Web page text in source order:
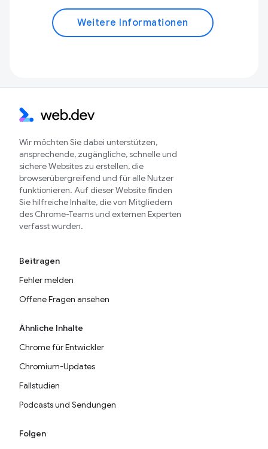
Weitere Informationen
Wir möchten Sie dabei unterstützen,
ansprechende, zugängliche, schnelle und
sichere Websites zu erstellen, die
browserübergreifend und für alle Nutzer
funktionieren. Auf dieser Website finden
Sie hilfreiche Inhalte, die von Mitgliedern
des Chrome-Teams und externen Experten
verfasst wurden.
Beitragen
Fehler melden
Offene Fragen ansehen
Ähnliche Inhalte
Chrome für Entwickler
Chromium-Updates
Fallstudien
Podcasts und Sendungen
Folgen